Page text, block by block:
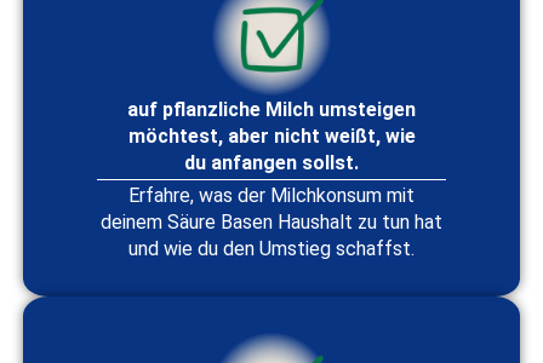
auf pflanzliche Milch umsteigen
möchtest, aber nicht weißt, wie
du anfangen sollst.
Erfahre, was der Milchkonsum mit
deinem Säure Basen Haushalt zu tun hat
und wie du den Umstieg schaffst.